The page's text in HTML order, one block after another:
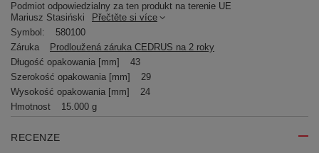
Podmiot odpowiedzialny za ten produkt na terenie UE
Mariusz Stasiński
Přečtěte si více
Symbol:
580100
Záruka
Prodloužená záruka CEDRUS na 2 roky
Długość opakowania [mm]
43
Szerokość opakowania [mm]
29
Wysokość opakowania [mm]
24
Hmotnost
15.000 g
RECENZE